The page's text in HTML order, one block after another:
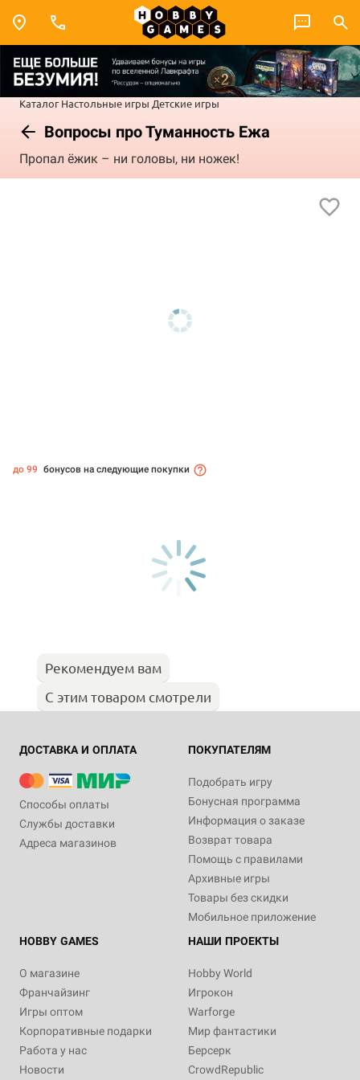
Каталог Настольные игры Детские игры
Вопросы про Туманность Ежа
Пропал ёжик – ни головы, ни ножек!
до 99 бонусов на следующие покупки
Рекомендуем вам
С этим товаром смотрели
ДОСТАВКА И ОПЛАТА
Способы оплаты
Службы доставки
Адреса магазинов
ПОКУПАТЕЛЯМ
Подобрать игру
Бонусная программа
Информация о заказе
Возврат товара
Помощь с правилами
Архивные игры
Товары без скидки
Мобильное приложение
HOBBY GAMES
О магазине
Франчайзинг
Игры оптом
Корпоративные подарки
Работа у нас
Новости
НАШИ ПРОЕКТЫ
Hobby World
Игрокон
Warforge
Мир фантастики
Берсерк
CrowdRepublic